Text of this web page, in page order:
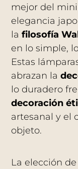
mejor del
elegancia
lafilosofía
en lo simple,
Estas
abrazan la
lo duradero
decoración
artesanal y el
objeto.
La elección